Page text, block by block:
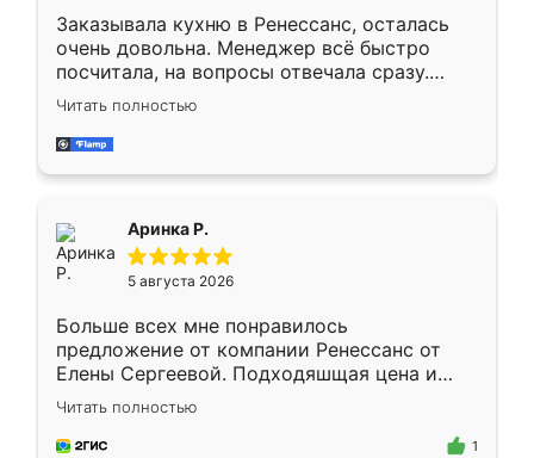
Заказывала кухню в Ренессанс, осталась
очень довольна. Менеджер всё быстро
посчитала, на вопросы отвечала сразу.
Замерщик приехал в субботу, подошёл к
делу со всей ответственностью. Собрали
за день, ребята работали аккуратно, даже
Читать полностью
Аринка Р.
5 августа 2026
Больше всех мне понравилось
предложение от компании Ренессанс от
Елены Сергеевой. Подходяшщая цена и
короткие сроки изготовления. Приехавший
для замера сотрудник Владислав
предложил по моему эскизу самый
Читать полностью
1